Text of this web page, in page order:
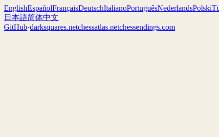
EnglishEspañolFrançaisDeutschItalianoPortuguêsNederlandsPolski
日本語简体中文
GitHub·darksquares.netchessatlas.netchessendings.com